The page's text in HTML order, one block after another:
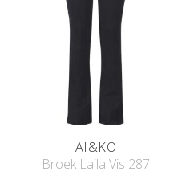
AI&KO
Broek Laila Vis 287